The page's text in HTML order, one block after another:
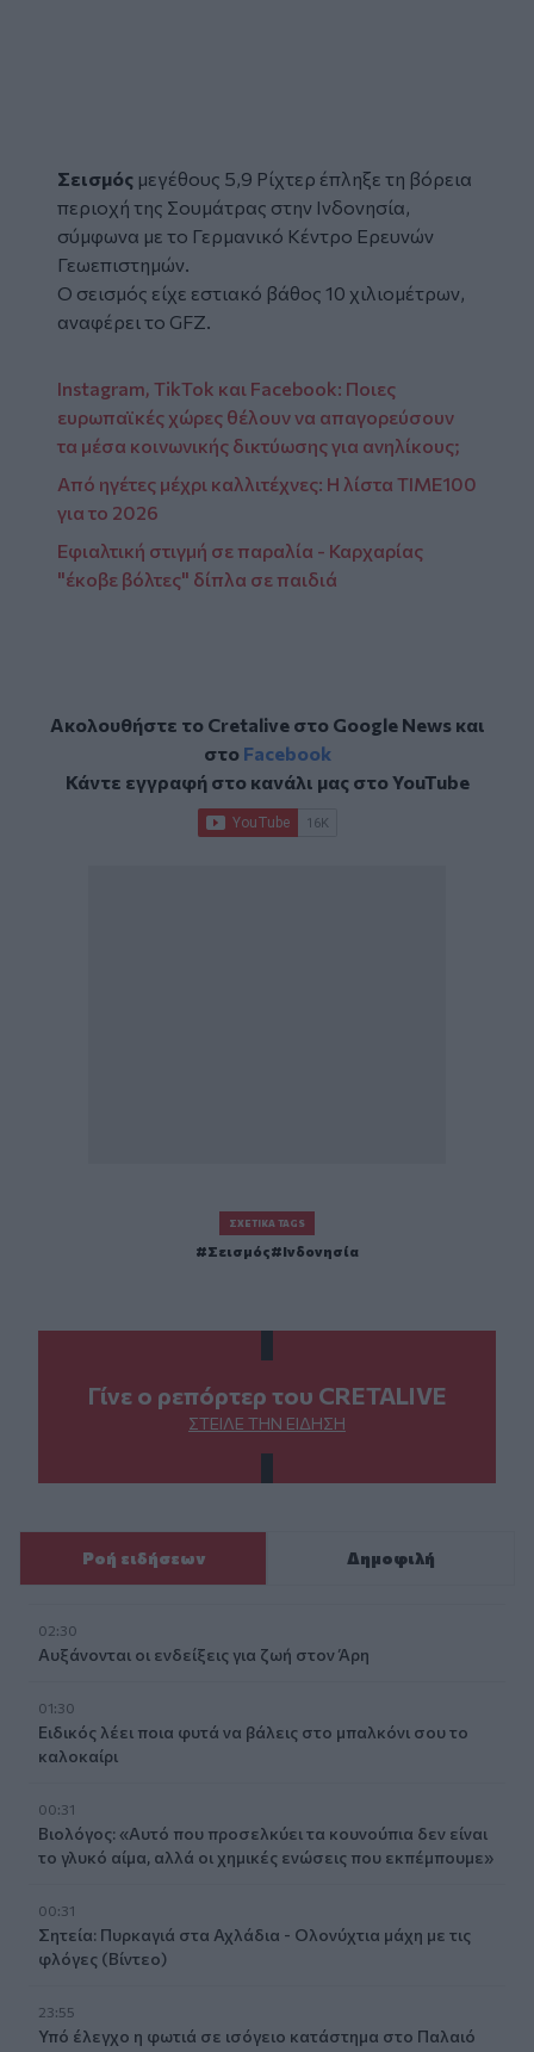
Σεισμός μεγέθους 5,9 Ρίχτερ έπληξε τη βόρεια
περιοχή της Σουμάτρας στην Ινδονησία,
σύμφωνα με το Γερμανικό Κέντρο Ερευνών
Γεωεπιστημών.
Ο σεισμός είχε εστιακό βάθος 10 χιλιομέτρων,
αναφέρει το GFZ.
Instagram, TikTok και Facebook: Ποιες
ευρωπαϊκές χώρες θέλουν να απαγορεύσουν
τα μέσα κοινωνικής δικτύωσης για ανηλίκους;
Από ηγέτες μέχρι καλλιτέχνες: Η λίστα TIME100
για το 2026
Εφιαλτική στιγμή σε παραλία - Καρχαρίας
"έκοβε βόλτες" δίπλα σε παιδιά
Ακολουθήστε το Cretalive στο Google Newsκαι
στο Facebook
Κάντε εγγραφή στο κανάλι μας στοYouTube
ΣΧΕΤΙΚΆ TAGS
Σεισμός Ινδονησία
Γίνε ο ρεπόρτερ του CRETALIVE
ΣΤΕΊΛΕ ΤΗΝ ΕΊΔΗΣΗ
Ροή ειδήσεων Δημοφιλή
02:30
Αυξάνονται οι ενδείξεις για ζωή στον Άρη
01:30
Ειδικός λέει ποια φυτά να βάλεις στο μπαλκόνι σου το
καλοκαίρι
00:31
Βιολόγος: «Αυτό που προσελκύει τα κουνούπια δεν είναι
το γλυκό αίμα, αλλά οι χημικές ενώσεις που εκπέμπουμε»
00:31
Σητεία: Πυρκαγιά στα Αχλάδια - Ολονύχτια μάχη με τις
φλόγες (Βίντεο)
23:55
Υπό έλεγχο η φωτιά σε ισόγειο κατάστημα στο Παλαιό